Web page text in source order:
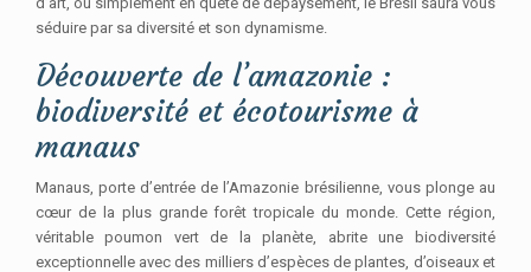
séduire par sa diversité et son dynamisme.
Découverte de l’amazonie :
biodiversité et écotourisme à
manaus
Manaus, porte d’entrée de l’Amazonie brésilienne, vous plonge au
cœur de la plus grande forêt tropicale du monde. Cette région,
véritable poumon vert de la planète, abrite une biodiversité
exceptionnelle avec des milliers d’espèces de plantes, d’oiseaux et